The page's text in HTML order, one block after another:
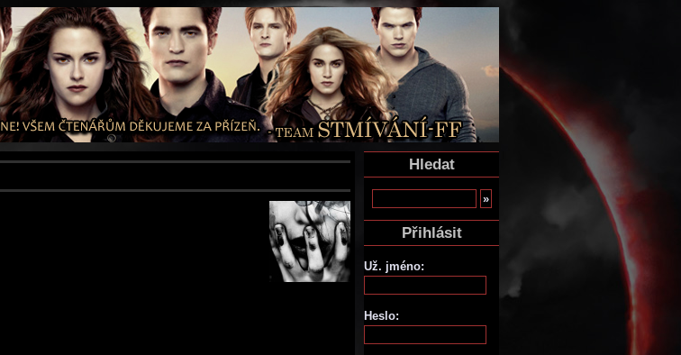
Hledat
Přihlásit
Už. jméno:
Heslo: